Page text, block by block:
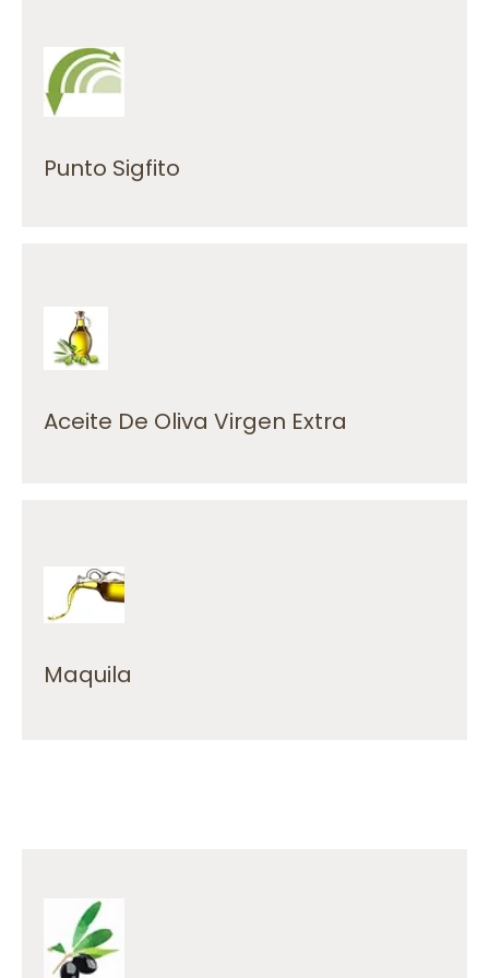
Punto Sigfito
Contamos con un sistema de recogida de
envases agrarios para darles un tratamiento
medioambiental correcto, favoreciendo al
desarrollo sostenible de nuestra Agricultura.
Aceite De Oliva Virgen Extra
Realizamos envíos a toda España.
Maquila
aceite! Requiere cita previa.
Recepción, limpieza y molturación